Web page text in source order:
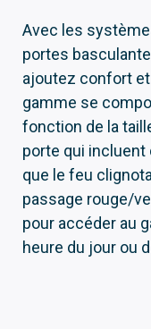
Avec les
portes
ajoutez confort et
gamme se
fonction de la
porte qui
que le feu
passage rouge/
pour accéder au
heure du jour ou